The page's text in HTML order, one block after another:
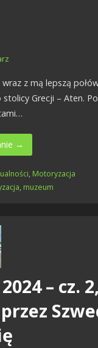
wraz z mą lepszą
Grecji – Aten.
→
, Motoryzacja
, muzeum
– cz.